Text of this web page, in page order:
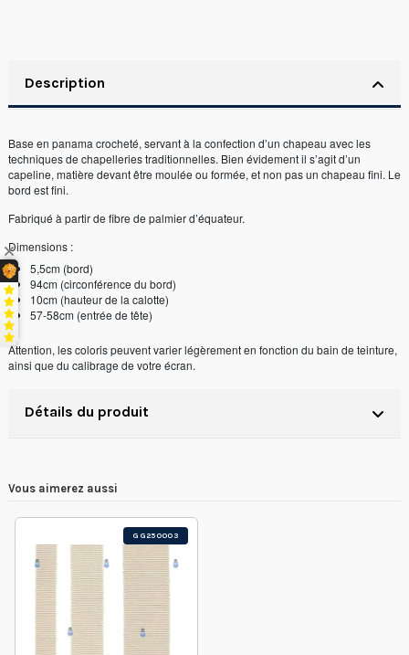
Description
Base en panama crocheté, servant à la confection d’un chapeau avec les
techniques de chapelleries traditionnelles. Bien évidement il s’agit d’un
capeline, matière devant être moulée ou formée, et non pas un chapeau fini. Le
bord est fini.
Fabriqué à partir de fibre de palmier d’équateur.
Dimensions :
5,5cm (bord)
94cm (circonférence du bord)
10cm (hauteur de la calotte)
57-58cm (entrée de tête)
Attention, les coloris peuvent varier légèrement en fonction du bain de teinture,
ainsi que du calibrage de votre écran.
Détails du produit
Vous aimerez aussi
GG250003